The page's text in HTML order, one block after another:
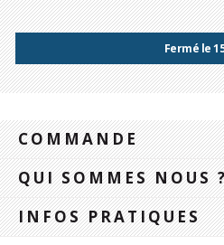
Fermé le
COMMANDE
QUI SOMMES NOUS
INFOS PRATIQUES